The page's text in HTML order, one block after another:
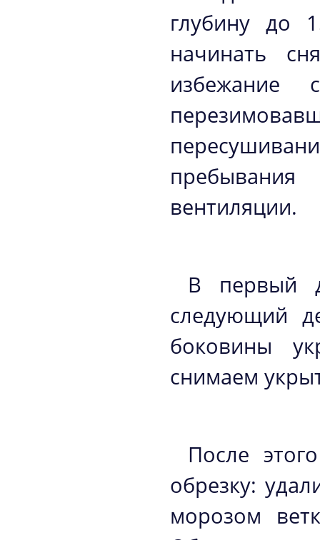
глубину до
начинать
избежание
вентиляции.
В первый
следующий
боковины
снимаем
После
обрезку:
морозом